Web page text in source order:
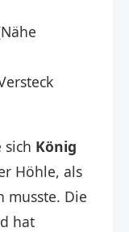
sich König
Höhle, als
musste. Die
hat